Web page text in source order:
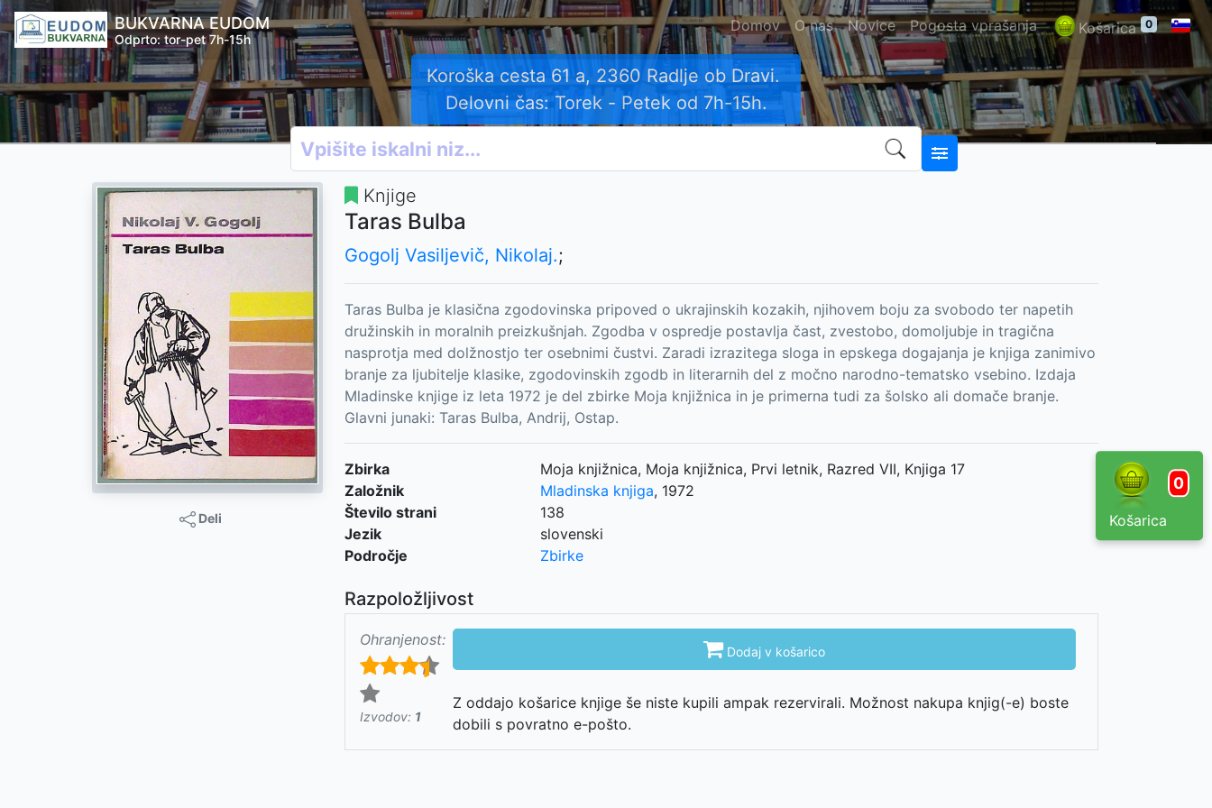
BUKVARNA EUDOM
Odprto: tor-pet 7h-15h
Domov O nas Novice Pogosta vprašanja Košarica 0
Koroška cesta 61 a, 2360 Radlje ob Dravi.
Delovni čas: Torek - Petek od 7h-15h.
0
Košarica
Deli
Knjige
Taras Bulba
Gogolj Vasiljevič, Nikolaj.;
Taras Bulba je klasična zgodovinska pripoved o ukrajinskih kozakih, njihovem boju za svobodo ter napetih
družinskih in moralnih preizkušnjah. Zgodba v ospredje postavlja čast, zvestobo, domoljubje in tragična
nasprotja med dolžnostjo ter osebnimi čustvi. Zaradi izrazitega sloga in epskega dogajanja je knjiga zanimivo
branje za ljubitelje klasike, zgodovinskih zgodb in literarnih del z močno narodno-tematsko vsebino. Izdaja
Mladinske knjige iz leta 1972 je del zbirke Moja knjižnica in je primerna tudi za šolsko ali domače branje.
Glavni junaki: Taras Bulba, Andrij, Ostap.
Zbirka
Moja knjižnica, Moja knjižnica, Prvi letnik, Razred VII, Knjiga 17
Založnik
Mladinska knjiga, 1972
Število strani
138
Jezik
slovenski
Področje
Zbirke
Razpoložljivost
Ohranjenost:
Izvodov: 1
 Dodaj v košarico
Z oddajo košarice knjige še niste kupili ampak rezervirali. Možnost nakupa knjig(-e) boste
dobili s povratno e-pošto.